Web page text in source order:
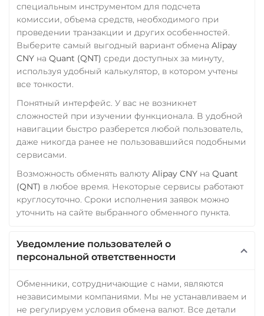
специальным инструментом для подсчета
комиссии, объема средств, необходимого при
проведении транзакции и других особенностей.
Выберите самый выгодный вариант обмена Alipay
CNY на Quant (QNT) среди доступных за минуту,
используя удобный калькулятор, в котором учтены
все тонкости.
Понятный интерфейс. У вас не возникнет
сложностей при изучении функционала. В удобной
навигации быстро разберется любой пользователь,
даже никогда ранее не пользовавшийся подобными
сервисами.
Возможность обменять валюту Alipay CNY на Quant
(QNT) в любое время. Некоторые сервисы работают
круглосуточно. Сроки исполнения заявок можно
уточнить на сайте выбранного обменного пункта.
Уведомление пользователей о
персональной ответственности
Обменники, сотрудничающие с нами, являются
независимыми компаниями. Мы не устанавливаем и
не регулируем условия обмена валют. Все детали